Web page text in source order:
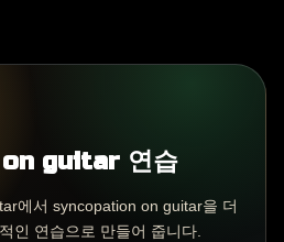
guitar 연습
에서 syncopation on guitar을 더
인 연습으로 만들어 줍니다.